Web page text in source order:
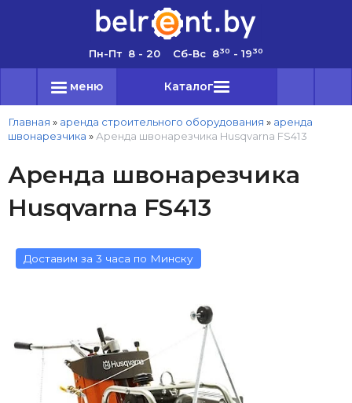
Пн-Пт 8 - 20 Сб-Вс 830 - 1930
меню Каталог
Главная » аренда строительного оборудования » аренда
швонарезчика » Аренда швонарезчика Husqvarna FS413
Аренда швонарезчика
Husqvarna FS413
Доставим за 3 часа по Минску